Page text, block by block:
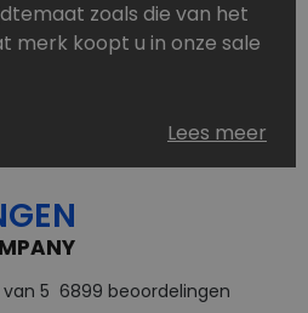
zoals die van het
merk koopt u in onze sale
genoeg. Goedkope
wel van topmerken,
dat u altijd wel een
vindt u in onze online
Lees meer
van 5 6899 beoordelingen